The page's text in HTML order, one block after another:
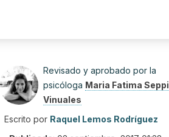
Revisado y aprobado por la
psicóloga Maria Fatima Seppi
Vinuales
Escrito por Raquel Lemos Rodríguez